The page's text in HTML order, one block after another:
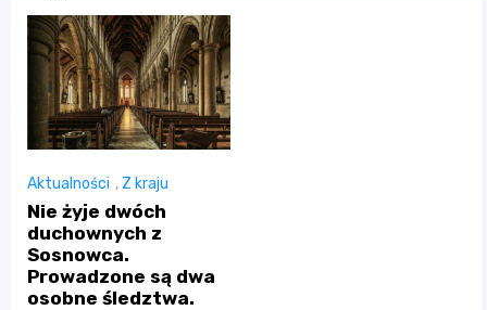
Aktualności , Z kraju
Nie żyje dwóch
duchownych z
Sosnowca.
Prowadzone są dwa
osobne śledztwa.